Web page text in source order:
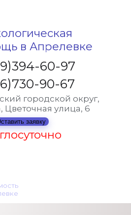
в Апрелевке
60-97
90-67
городской округ,
Цветочная улица, 6
заявку